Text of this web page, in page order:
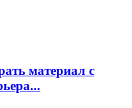
материал с